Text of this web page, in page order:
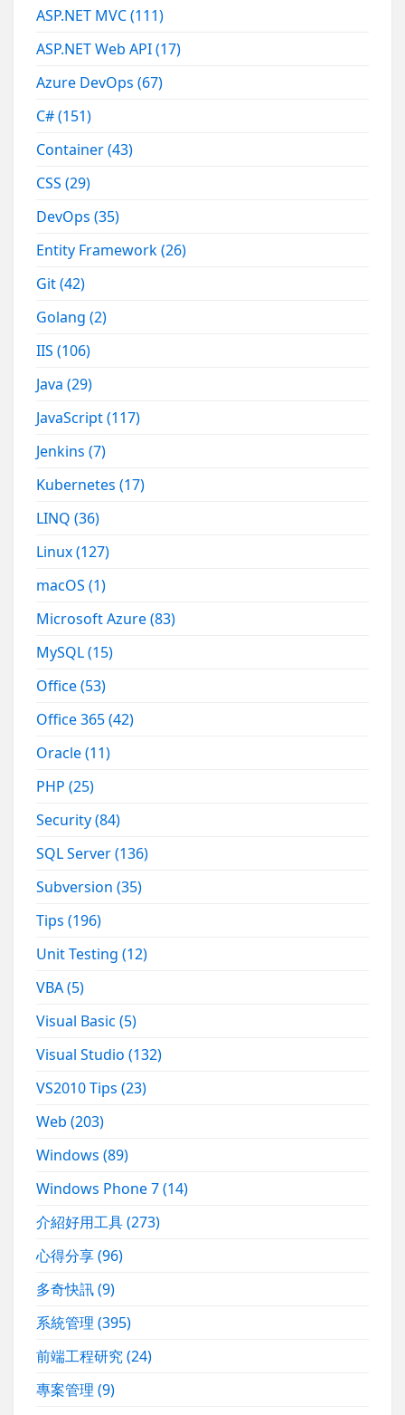
ASP.NET MVC(111)
ASP.NET Web API(17)
Azure DevOps(67)
C#(151)
Container(43)
CSS(29)
DevOps(35)
Entity Framework(26)
Git(42)
Golang(2)
IIS(106)
Java(29)
JavaScript(117)
Jenkins(7)
Kubernetes(17)
LINQ(36)
Linux(127)
macOS(1)
Microsoft Azure(83)
MySQL(15)
Office(53)
Office 365(42)
Oracle(11)
PHP(25)
Security(84)
SQL Server(136)
Subversion(35)
Tips(196)
Unit Testing(12)
VBA(5)
Visual Basic(5)
Visual Studio(132)
VS2010 Tips(23)
Web(203)
Windows(89)
Windows Phone 7(14)
介紹好用工具(273)
心得分享(96)
多奇快訊(9)
系統管理(395)
前端工程研究(24)
專案管理(9)